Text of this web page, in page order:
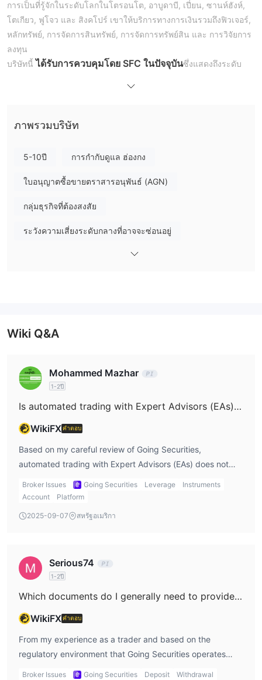
การเป็นที่รู้จักในระดับโลกในโตรอนโต, อาบูดาบี, เปี่ยน, ซานห์ฮังห์,
โตเกียว, ฟูโจว และ สิงคโปร์ เขาให้บริการทางการเงินรวมถึงฟิวเจอร์,
หลักทรัพย์, การจัดการสินทรัพย์, การจัดการทรัพย์สิน และ การวิจัยการ
ลงทุน
บริษัทนี้ ได้รับการควบคุมโดย SFC ในปัจจุบันซึ่งแสดงถึงระดับ
Going Securities ได้รับการควบคุมอย่างดี
ผลิตภัณฑ์และบริการ
การซื้อขายฟิวเจอร์และ
บริษัทนี้มีการให้บริการที่ปรับแต่งสำหรับลูกค้าทั้งบุคคลและสถาบัน
สแกนรหัส QR บนเว็บไซต์ของบริษัทและเริ่มซื้อขายกับบริษัท
ภาพรวมบริษัท
5-10ปี การกำกับดูแล ฮ่องกง
ใบอนุญาตซื้อขายตราสารอนุพันธ์ (AGN)
กลุ่มธุรกิจที่ต้องสงสัย
ระวังความเสี่ยงระดับกลางที่อาจจะซ่อนอยู่
Wiki Q&A
Mohammed Mazhar
1-2ปี
Is automated trading with Expert Advisors (EAs) available on Going Securities' platforms?
WikiFXคำตอบ
Based on my careful review of Going Securities,
automated trading with Expert Advisors (EAs) does not
appear to be available on their platform. As a trader who
relies significantly on the flexibility and integration of EAs
platform offered a critical factor. Going Securities currently
proprietary platforms usually do not match the third-party
compatibility of established platforms like MetaTrader 4
(MT4) or MetaTrader 5 (MT5), both of which are globally
recognized for robust EA support. This matters to me
because automated trading requires not only technical
compatibility but also a stable, transparent environment
for scripting and deploying EAs. Without clear details on
API access, algorithmic strategy support, or dedicated
Broker Issues Going Securities Leverage
Instruments
Account
Platform
2025-09-07 สหรัฐอเมริกา
Serious74
1-2ปี
Which documents do I generally need to provide in order to process my initial withdrawal with Going Securities?
WikiFXคำตอบ
From my experience as a trader and based on the
regulatory environment that Going Securities operates
within, particularly under the Hong Kong Securities and
Broker Issues Going Securities Deposit Withdrawal